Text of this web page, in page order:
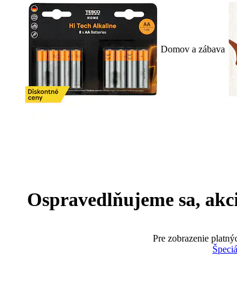
Domov a zábava
Ospravedlňujeme sa,
Pre zobrazenie